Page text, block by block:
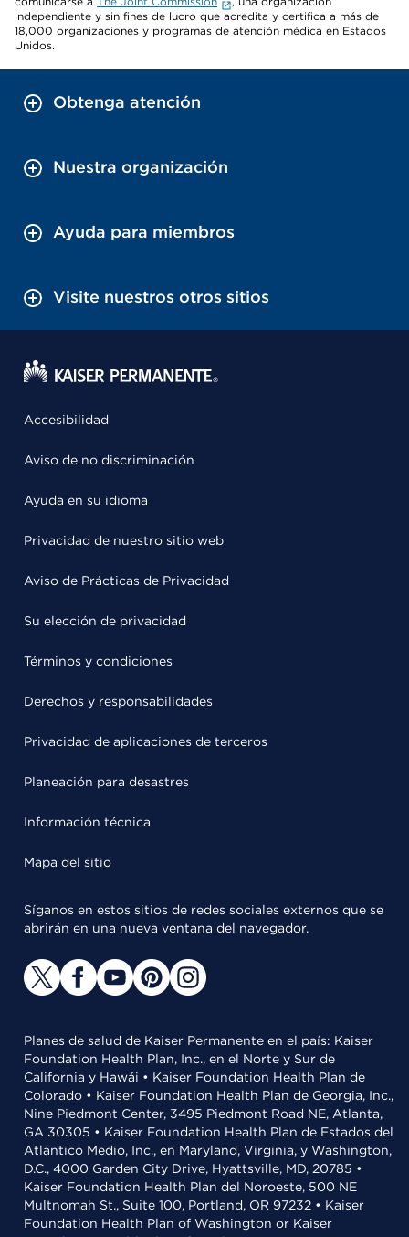
independiente y sin fines de lucro que acredita y certifica a más de
18,000 organizaciones y programas de atención médica en Estados
Unidos.
Obtenga atención
Nuestra organización
Ayuda para miembros
Visite nuestros otros sitios
Accesibilidad
Aviso de no discriminación
Ayuda en su idioma
Privacidad de nuestro sitio web
Aviso de Prácticas de Privacidad
Su elección de privacidad
Términos y condiciones
Derechos y responsabilidades
Privacidad de aplicaciones de terceros
Planeación para desastres
Información técnica
Mapa del sitio
Síganos en estos sitios de redes sociales externos que se
abrirán en una nueva ventana del navegador.
Planes de salud de Kaiser Permanente en el país: Kaiser
Foundation Health Plan, Inc., en el Norte y Sur de
California y Hawái • Kaiser Foundation Health Plan de
Colorado • Kaiser Foundation Health Plan de Georgia, Inc.,
Nine Piedmont Center, 3495 Piedmont Road NE, Atlanta,
GA 30305 • Kaiser Foundation Health Plan de Estados del
Atlántico Medio, Inc., en Maryland, Virginia, y Washington,
D.C., 4000 Garden City Drive, Hyattsville, MD, 20785 •
Kaiser Foundation Health Plan del Noroeste, 500 NE
Multnomah St., Suite 100, Portland, OR 97232 • Kaiser
Foundation Health Plan of Washington or Kaiser